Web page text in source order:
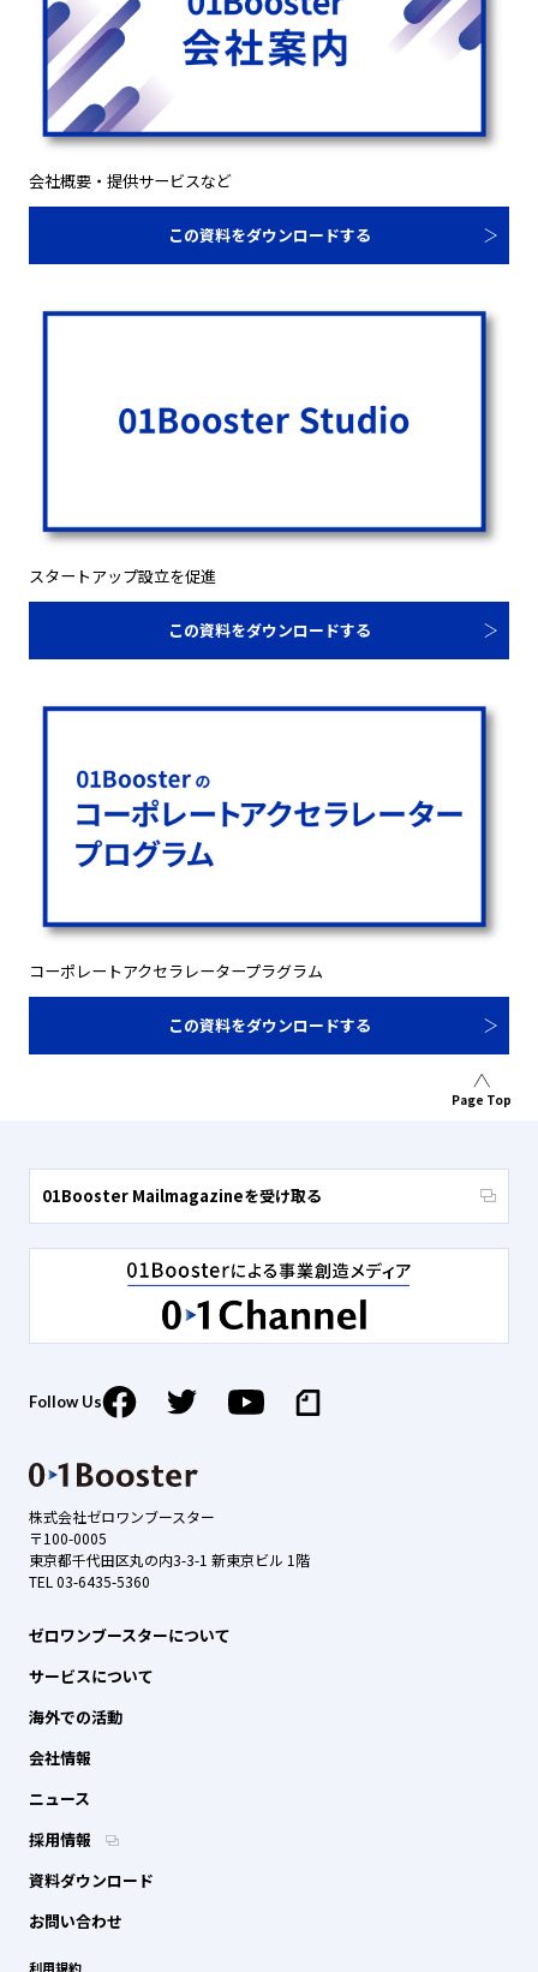
会社概要・提供サービスなど
この資料をダウンロードする
スタートアップ設立を促進
この資料をダウンロードする
コーポレートアクセラレータープラグラム
この資料をダウンロードする
Page Top
株式会社ゼロワンブースター
〒100-0005
東京都千代田区丸の内3-3-1 新東京ビル 1階
TEL 03-6435-5360
ゼロワンブースターについて
サービスについて
海外での活動
会社情報
ニュース
採用情報
資料ダウンロード
お問い合わせ
利用規約
01Booster Mailmagazineを受け取る
Follow Us